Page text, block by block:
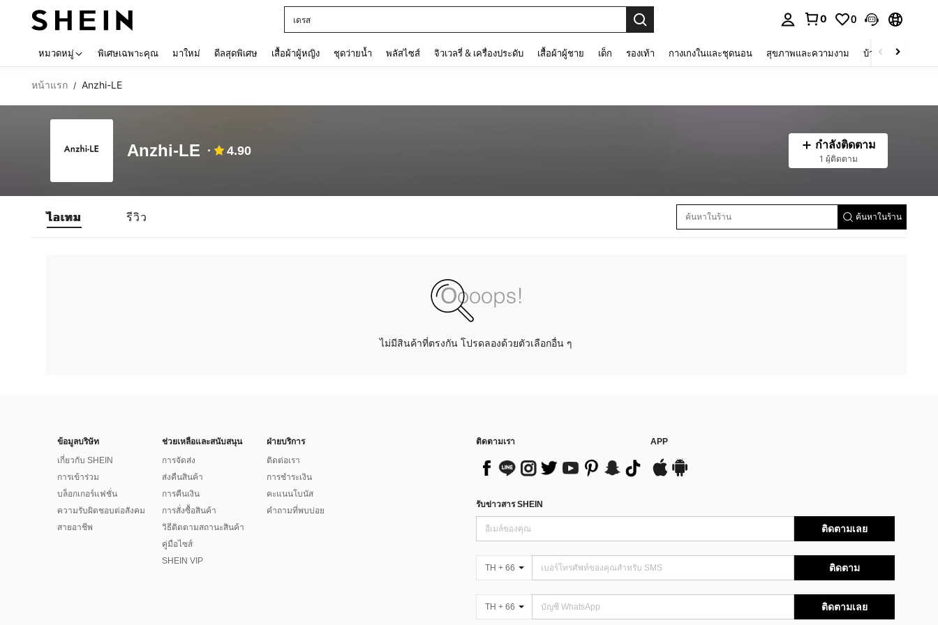
เดรส
0 0
หมวดหมู่ พิเศษเฉพาะคุณ มาใหม่ ดีลสุดพิเศษ เสื้อผ้าผู้หญิง ชุดว่ายน้ำ พลัสไซส์ จิวเวลรี่ & เครื่องประดับ เสื้อผ้าผู้ชาย เด็ก รองเท้า กางเกงในและชุดนอน สุขภาพและความงาม บ้านและที่อยู่อาศัย
หน้าแรก / Anzhi-LE
Anzhi-LE 4.90 กำลังติดตาม
1 ผู้ติดตาม
ไอเทม รีวิว ค้นหาในร้าน
ไม่มีสินค้าที่ตรงกัน โปรดลองด้วยตัวเลือกอื่น ๆ
ข้อมูลบริษัท
เกี่ยวกับ SHEIN
การเข้าร่วม
บล็อกเกอร์แฟชั่น
ความรับผิดชอบต่อสังคม
สายอาชีพ
ช่วยเหลือและสนับสนุน
การจัดส่ง
ส่งคืนสินค้า
การคืนเงิน
การสั่งซื้อสินค้า
วิธีติดตามสถานะสินค้า
คู่มือไซส์
SHEIN VIP
ฝ่ายบริการ
ติดต่อเรา
การชำระเงิน
คะแนนโบนัส
คำถามที่พบบ่อย
ติดตามเรา APP
รับข่าวสาร SHEIN
ติดตามเลย
TH + 66 ติดตาม
TH + 66 ติดตามเลย